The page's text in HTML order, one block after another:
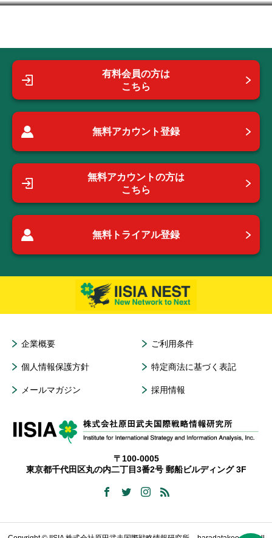
有料会員の方は
こちら
無料アカウント登録
無料アカウントの方は
こちら
無料トライアル登録
企業概要 ご利用条件
個人情報保護方針 特定商法に基づく表記
メールマガジン 採用情報
〒100-0005
東京都千代田区丸の内二丁目3番2号 郵船ビルディング 3F